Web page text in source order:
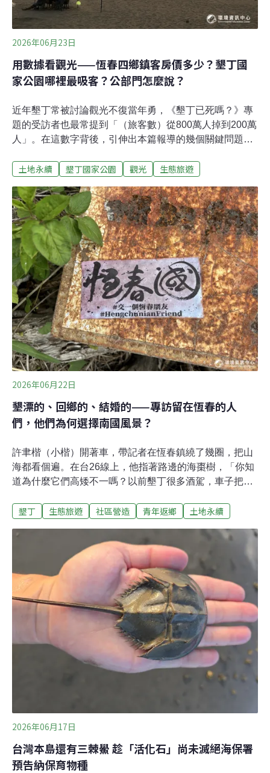
2026年06月23日
用數據看觀光——恆春四鄉鎮客房價多少？墾丁國
家公園哪裡最吸客？公部門怎麼說？
近年墾丁常被討論觀光不復當年勇，《墾丁已死嗎？》專
題的受訪者也最常提到「（旅客數）從800萬人掉到200萬
人」。在這數字背後，引伸出本篇報導的幾個關鍵問題
什麼盲點？若以恆春半島四鄉鎮（車城鄉、牡丹鄉、恆春
量、入住率是多少？平均房價是否在想像之內？《環境資
訊中心》查閱墾丁國家公園過去25年的觀光人次數據，以
及恆春半島5年來旅宿資訊，從年報裡嘗試解開「200萬遊
客」背後更多的細節。我們亦訪問以保育為主的墾丁國家
公園管理處，以及推動觀光為主的屏東縣交通旅遊處，了
解公部門如何解釋這些趨勢。而當記者走訪恆春夜市，遇
見來自台北、香港、美國的遊客，他們又是怎樣看待墾丁
旅遊？墾丁國家公園25年遊客量如雲霄飛車墾丁國家公園
轄區範圍橫跨恆春半島其中三個鄉鎮，觀光數據是根據12
～13處遊憩據點門票、停車費等資料作
土地永續 墾丁國家公園 觀光 生態旅遊
2026年06月22日
墾漂的、回鄉的、結婚的——專訪留在恆春的人
們，他們為何選擇南國風景？
許聿楷（小楷）開著車，帶記者在恆春鎮繞了幾圈，把山
海都看個遍。在台26線上，他指著路邊的海棗樹，「你知
道為什麼它們高矮不一嗎？以前墾丁很多酒駕，車子把樹
的、比較矮。我有兩個朋友，一個被撞死了，另一個變植
半島生活的所見所聞。因著就業就學機會，很多在偏鄉成
長的人，移居到都市工作、生活。但有一群人，選擇把青
春年華放在恆春半島，看過它的繁華，經歷它的衰退。
《環境資訊中心》訪問墾漂的、結婚的、帶著小孩回鄉的
人，拼湊恆春半島生活的面貌。本計劃住一年 卻變了20年
墾漂族許聿楷在LINE的名字稱呼，是「恆春小楷」。跟小
楷相約見面，他提議到恆春鎮最後一家DVD店，店面現已
改成咖啡廳。點餐以後，小楷在閣樓躺著，枕著雙手，看
著由國內外電影DVD鋪成的天花板。「你找到你看過哪套
電影嗎？」他問記者。這店的設計，是小
墾丁 生態旅遊 社區營造 青年返鄉 土地永續
2026年06月17日
台灣本島還有三棘鱟 趁「活化石」尚未滅絕海保署
預告納保育物種